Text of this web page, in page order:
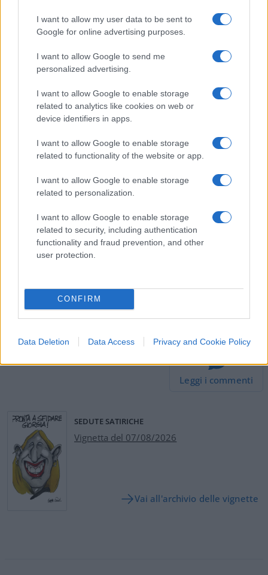
I want to allow my user data to be sent to
Google for online advertising purposes.
I want to allow Google to send me
personalized advertising.
I want to allow Google to enable storage
related to analytics like cookies on web or
device identifiers in apps.
I want to allow Google to enable storage
related to functionality of the website or app.
I want to allow Google to enable storage
related to personalization.
I want to allow Google to enable storage
related to security, including authentication
functionality and fraud prevention, and other
user protection.
CONFIRM
Data Deletion Data Access Privacy and Cookie Policy
Anche Balocco, dall’altra parte, ha considerato
ingiusta la decisione dell’Antitrust e si appresta a
impugnarla nelle sedi competenti. A suo avviso,
non c’è una diretta proporzione tra il numero di
pandori venduti e la quota destinata al progetto, e
la decisione dell’Antitrust è basata esclusivamente
sul piano morale. “L’azienda che da sempre opera
secondo principi di correttezza e trasparenza – si
legge nella nota – ritiene di non condividere la
opportune per tutelare i propri diritti”.
Leggi anche
beneficenza “farlocca”
#CHIARA FERRAGNI
Leggi i commenti
SEDUTE SATIRICHE
Vignetta del 07/08/2026
Vai all'archivio delle vignette